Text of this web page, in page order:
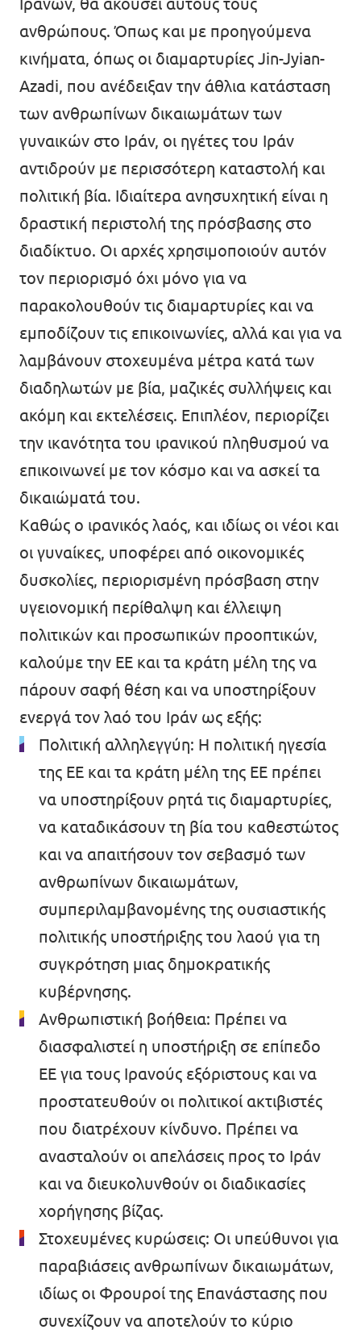
ανθρώπους. Όπως και με προηγούμενα
κινήματα, όπως οι διαμαρτυρίες Jin-Jyian-
Azadi, που ανέδειξαν την άθλια κατάσταση
των ανθρωπίνων δικαιωμάτων των
γυναικών στο Ιράν, οι ηγέτες του Ιράν
αντιδρούν με περισσότερη καταστολή και
πολιτική βία. Ιδιαίτερα ανησυχητική είναι η
δραστική περιστολή της πρόσβασης στο
διαδίκτυο. Οι αρχές χρησιμοποιούν αυτόν
τον περιορισμό όχι μόνο για να
παρακολουθούν τις διαμαρτυρίες και να
εμποδίζουν τις επικοινωνίες, αλλά και για να
λαμβάνουν στοχευμένα μέτρα κατά των
διαδηλωτών με βία, μαζικές συλλήψεις και
ακόμη και εκτελέσεις. Επιπλέον, περιορίζει
την ικανότητα του ιρανικού πληθυσμού να
επικοινωνεί με τον κόσμο και να ασκεί τα
δικαιώματά του.
Καθώς ο ιρανικός λαός, και ιδίως οι νέοι και
οι γυναίκες, υποφέρει από οικονομικές
δυσκολίες, περιορισμένη πρόσβαση στην
υγειονομική περίθαλψη και έλλειψη
πολιτικών και προσωπικών προοπτικών,
καλούμε την ΕΕ και τα κράτη μέλη της να
πάρουν σαφή θέση και να υποστηρίξουν
ενεργά τον λαό του Ιράν ως εξής:
Πολιτική αλληλεγγύη: Η πολιτική ηγεσία
της ΕΕ και τα κράτη μέλη της ΕΕ πρέπει
να υποστηρίξουν ρητά τις διαμαρτυρίες,
να καταδικάσουν τη βία του καθεστώτος
και να απαιτήσουν τον σεβασμό των
ανθρωπίνων δικαιωμάτων,
συμπεριλαμβανομένης της ουσιαστικής
πολιτικής υποστήριξης του λαού για τη
συγκρότηση μιας δημοκρατικής
κυβέρνησης.
Ανθρωπιστική βοήθεια: Πρέπει να
διασφαλιστεί η υποστήριξη σε επίπεδο
ΕΕ για τους Ιρανούς εξόριστους και να
προστατευθούν οι πολιτικοί ακτιβιστές
που διατρέχουν κίνδυνο. Πρέπει να
ανασταλούν οι απελάσεις προς το Ιράν
και να διευκολυνθούν οι διαδικασίες
χορήγησης βίζας.
Στοχευμένες κυρώσεις: Οι υπεύθυνοι για
παραβιάσεις ανθρωπίνων δικαιωμάτων,
ιδίως οι Φρουροί της Επανάστασης που
συνεχίζουν να αποτελούν το κύριο